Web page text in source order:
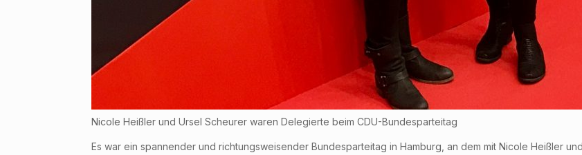
Nicole Heißler und Ursel Scheurer waren Delegierte beim CDU-Bundesparteitag
Es war ein spannender und richtungsweisender Bundesparteitag in Hamburg, an dem mit Nicole Heißler